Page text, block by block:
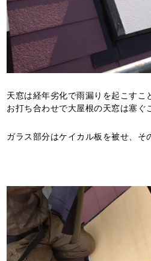
天窓は経年劣化で雨漏りを起こすこ
お打ち合わせで大屋根の天窓は塞ぐ
ガラス部分はケイカル板を被せ、そ